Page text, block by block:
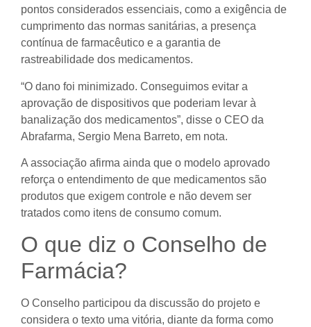
pontos considerados essenciais, como a exigência de
cumprimento das normas sanitárias, a presença
contínua de farmacêutico e a garantia de
rastreabilidade dos medicamentos.
“O dano foi minimizado. Conseguimos evitar a
aprovação de dispositivos que poderiam levar à
banalização dos medicamentos”, disse o CEO da
Abrafarma, Sergio Mena Barreto, em nota.
A associação afirma ainda que o modelo aprovado
reforça o entendimento de que medicamentos são
produtos que exigem controle e não devem ser
tratados como itens de consumo comum.
O que diz o Conselho de
Farmácia?
O Conselho participou da discussão do projeto e
considera o texto uma vitória, diante da forma como